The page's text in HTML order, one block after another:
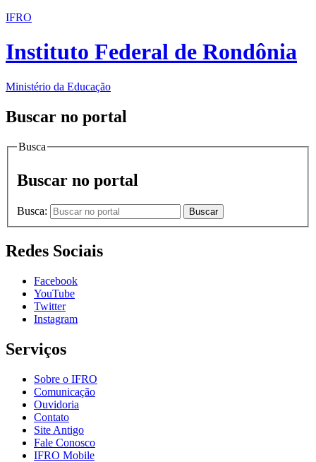
IFRO
Instituto Federal de Rondônia
Ministério da Educação
Buscar no portal
Busca
Buscar no portal
Busca: Buscar
Redes Sociais
Facebook
YouTube
Twitter
Instagram
Serviços
Sobre o IFRO
Comunicação
Ouvidoria
Contato
Site Antigo
Fale Conosco
IFRO Mobile